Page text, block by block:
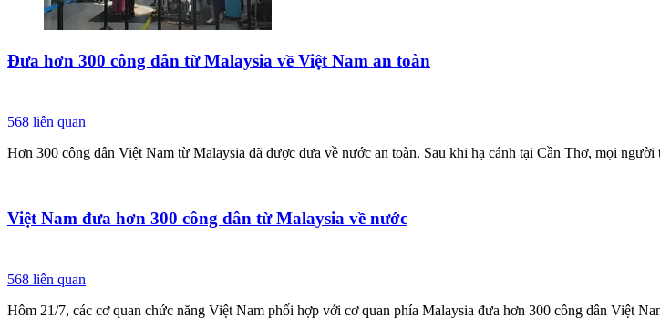
Đưa hơn 300 công dân từ Malaysia về Việt Nam an toàn
568 liên quan
Hơn 300 công dân Việt Nam từ Malaysia đã được đưa về nước an toàn. Sau khi hạ cánh tại Cần Thơ, mọi
Việt Nam đưa hơn 300 công dân từ Malaysia về nước
568 liên quan
Hôm 21/7, các cơ quan chức năng Việt Nam phối hợp với cơ quan phía Malaysia đưa hơn 300 công dân Việt